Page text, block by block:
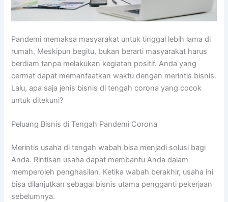
Pandemi memaksa masyarakat untuk tinggal lebih lama di
rumah. Meskipun begitu, bukan berarti masyarakat harus
berdiam tanpa melakukan kegiatan positif. Anda yang
cermat dapat memanfaatkan waktu dengan merintis bisnis.
Lalu, apa saja jenis bisnis di tengah corona yang cocok
untuk ditekuni?
Peluang Bisnis di Tengah Pandemi Corona
Merintis usaha di tengah wabah bisa menjadi solusi bagi
Anda. Rintisan usaha dapat membantu Anda dalam
memperoleh penghasilan. Ketika wabah berakhir, usaha ini
bisa dilanjutkan sebagai bisnis utama pengganti pekerjaan
sebelumnya.